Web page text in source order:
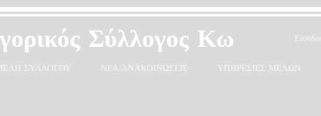
Σύλλογος Κω Είσοδος
ΣΥΛΛΟΓΟΥ ΝΕΑ/ΑΝΑΚΟΙΝΩΣΕΙΣ ΥΠΗΡΕΣΙΕΣ ΜΕΛΩΝ